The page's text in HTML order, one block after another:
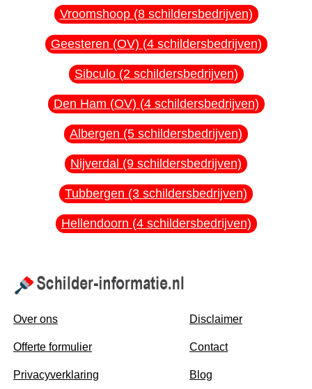
Vroomshoop (8 schildersbedrijven)
Geesteren (OV) (4 schildersbedrijven)
Sibculo (2 schildersbedrijven)
Den Ham (OV) (4 schildersbedrijven)
Albergen (5 schildersbedrijven)
Nijverdal (9 schildersbedrijven)
Tubbergen (3 schildersbedrijven)
Hellendoorn (4 schildersbedrijven)
Over ons
Offerte formulier
Privacyverklaring
Disclaimer
Contact
Blog